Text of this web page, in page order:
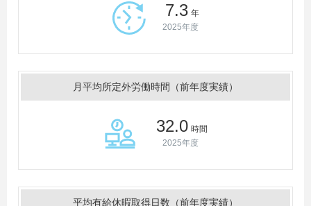
7.3 年
2025年度
月平均所定外労働時間（前年度実績）
32.0 時間
2025年度
平均有給休暇取得日数（前年度実績）